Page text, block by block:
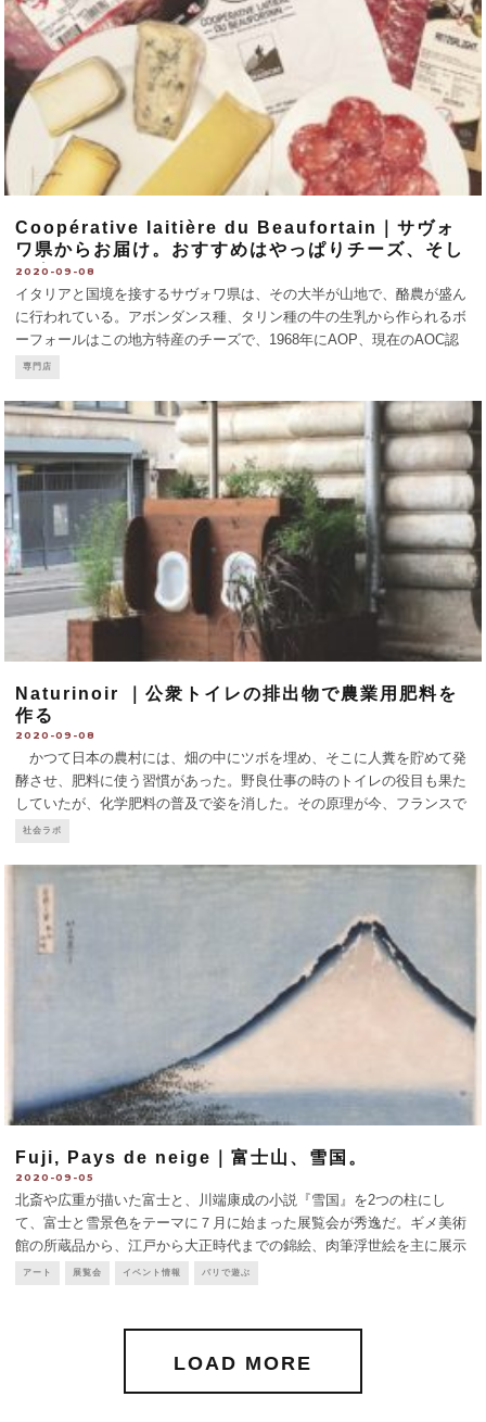
Coopérative laitière du Beaufortain｜サヴォ
ワ県からお届け。おすすめはやっぱりチーズ、そし
て肉。
2020-09-08
イタリアと国境を接するサヴォワ県は、その大半が山地で、酪農が盛ん
に行われている。アボンダンス種、タリン種の牛の生乳から作られるボ
ーフォールはこの地方特産のチーズで、1968年にAOP、現在のAOC認
定を受けた。こちらの生協で売られているボーフォールは、夏に作られ
専門店
Naturinoir ｜公衆トイレの排出物で農業用肥料を
作る
2020-09-08
かつて日本の農村には、畑の中にツボを埋め、そこに人糞を貯めて発
酵させ、肥料に使う習慣があった。野良仕事の時のトイレの役目も果た
していたが、化学肥料の普及で姿を消した。その原理が今、フランスで
注目を集めている。 パリ市は2018年にサンルイ島などに、ナントの
社会ラボ
Fuji, Pays de neige｜富士山、雪国。
2020-09-05
北斎や広重が描いた富士と、川端康成の小説『雪国』を2つの柱にし
て、富士と雪景色をテーマに７月に始まった展覧会が秀逸だ。ギメ美術
館の所蔵品から、江戸から大正時代までの錦絵、肉筆浮世絵を主に展示
している。富士には構図の面白さ、意外さで見せる作品が多い。歌川広
アート 展覧会 イベント情報 パリで遊ぶ
LOAD MORE